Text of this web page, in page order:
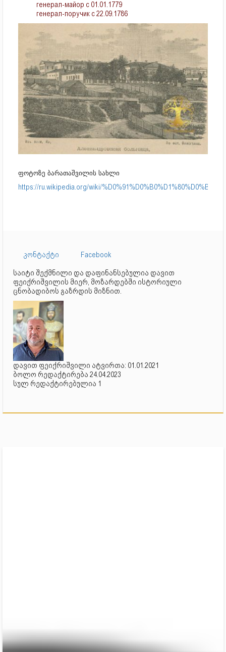
генерал-майор с 01.01.1779
генерал-поручик с 22.09.1786
ფოტოზე ბარათაშვილის სახლი
https://ru.wikipedia.org/wiki/
კონტაქტი
Facebook
საიტი შექმნილი და დაფინანსებულია დავით
ფეიქრიშვილის მიერ, მოზარდებში ისტორიული
ცნობადიბოს გაზრდის მიზნით.
დავით ფეიქრიშვილი ატვირთა: 01.01.2021
ბოლო რედაქტირება 24.04.2023
სულ რედაქტირებულია 1